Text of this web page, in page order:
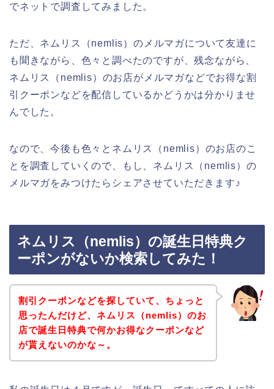
でネットで調査してみました。
ただ、ネムリス（nemlis）のメルマガについて友達に
も聞きながら、色々と調べたのですが、残念ながら、
ネムリス（nemlis）のお店がメルマガなどでお得な割
引クーポンなどを配信しているかどうかは分かりませ
んでした。
なので、今後も色々とネムリス（nemlis）のお店のこ
とを調査していくので、もし、ネムリス（nemlis）の
メルマガをみつけたらシェアさせていただきます♪
ネムリス（nemlis）の誕生日特典ク
ーポンがないか検索してみた！
割引クーポンなどを探していて、ちょっと
思ったんだけど、ネムリス（nemlis）のお
店で誕生日特典で何かお得なクーポンなど
が貰えないのかな～。